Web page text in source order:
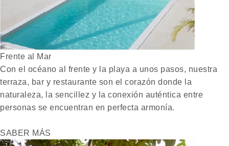
Frente al Mar
Con el océano al frente y la playa a unos pasos, nuestra
terraza, bar y restaurante son el corazón donde la
naturaleza, la sencillez y la conexión auténtica entre
personas se encuentran en perfecta armonía.
SABER MÁS